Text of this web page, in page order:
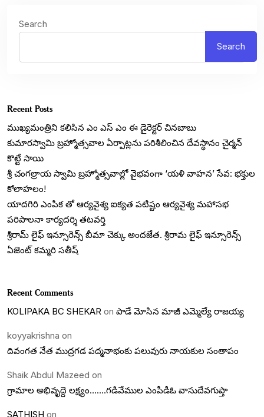
Search
Search
Recent Posts
ముఖ్యమంత్రిని కలిసిన ఎం ఎస్ ఎం ఈ డైరెక్టర్ చినబాబు
కుమారస్వామి బ్రహ్మోత్సవాల ఏర్పాట్లను పరిశీలించిన దేవస్థానం చైర్మన్
కొట్టే సాయి
శ్రీ చంగల్రాయ స్వామి బ్రహ్మోత్సవాల్లో వైభవంగా ‘యళి వాహన’ సేవ: భక్తుల
కోలాహలం!
యాదగిరి ఎంపిక తో ఆర్యవైశ్య ఐక్యత పటిష్టం ఆర్యవైశ్య మహాసభ
పరిపాలనా కార్యదర్శి తటవర్తి
శ్రీరామ్ లైఫ్ ఇన్సూరెన్స్ బీమా చెక్కు అందజేత. శ్రీరామ లైఫ్ ఇన్సూరెన్స్
ఏజెంట్ కమ్మరి సతీష్
Recent Comments
KOLIPAKA BC SHEKAR on పాడే మోసిన మాజీ ఎమ్మెల్యే రాజయ్య
koyyakrishna on
దివంగత నేత ముద్రగడ పద్మనాభంకు పలువురు నాయకుల సంతాపం
Shaik Abdul Mazeed on
గ్రామాల అభివృద్దె లక్ష్యం…….గడివేముల ఎంపీడీఓ వాసుదేవగుప్తా
SATHISH on